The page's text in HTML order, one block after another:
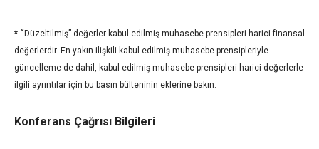
* “Düzeltilmiş” değerler kabul edilmiş muhasebe prensipleri harici finansal
değerlerdir. En yakın ilişkili kabul edilmiş muhasebe prensipleriyle
güncelleme de dahil, kabul edilmiş muhasebe prensipleri harici değerlerle
ilgili ayrıntılar için bu basın bülteninin eklerine bakın.
Konferans Çağrısı Bilgileri